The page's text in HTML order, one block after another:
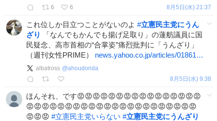
6
6 8月5日(水) 21:37
これ位しか目立つことがないのよ #立憲民主党にうん
ざり
「なんでもかんでも揚げ足取り」の蓮舫議員に国
民疑念、高市首相の“合掌姿”痛烈批判に「うんざり」
（週刊女性PRIME） news.yahoo.co.jp/articles/01861…
albatross @ahoudorida
8月5日(水) 9:38
ほんそれ、です😡😡😡😡😡😡😡😡😡😡😡😡😡😡😡😡
😡😡😡😡😡😡😡😡😡😡😡😡😡😡😡😡😡😡😡😡😡😡
😡😡😡 #立憲民主党いらない #立憲民主党にうんざり